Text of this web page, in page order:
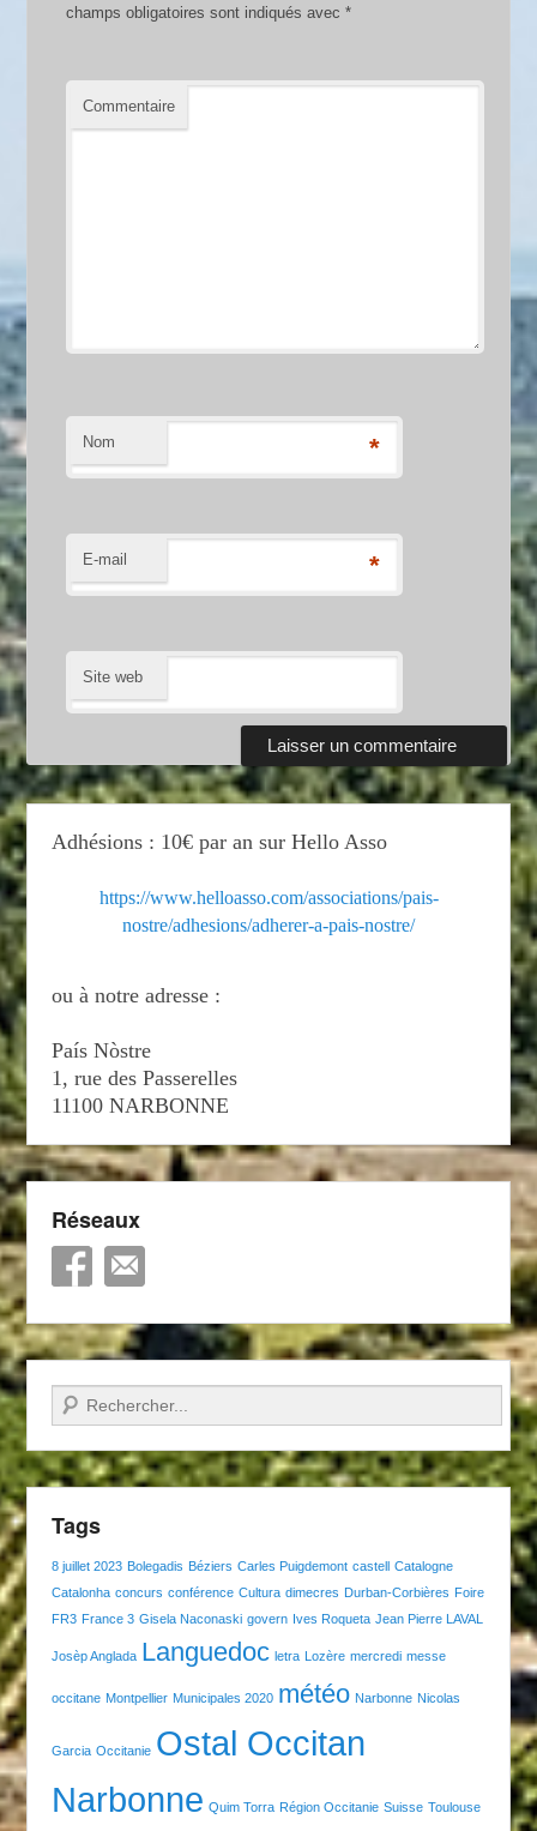
champs obligatoires sont indiqués avec*
Commentaire
Nom *
E-mail *
Site web
Adhésions : 10€ par an sur Hello Asso
https://www.helloasso.com/associations/pais-
nostre/adhesions/adherer-a-pais-nostre/
ou à notre adresse :
País Nòstre
1, rue des Passerelles
11100 NARBONNE
Réseaux
Recherche
Tags
8 juillet 2023 Bolegadis Béziers Carles Puigdemont castell Catalogne
Catalonha concurs conférence Cultura dimecres Durban-Corbières Foire
FR3 France 3 Gisela Naconaski govern Ives Roqueta Jean Pierre LAVAL
Josèp Anglada Languedoc letra Lozère mercredi messe
occitane Montpellier Municipales 2020 météo Narbonne Nicolas
Garcia Occitanie Ostal Occitan
Narbonne Quim Torra Région Occitanie Suisse Toulouse